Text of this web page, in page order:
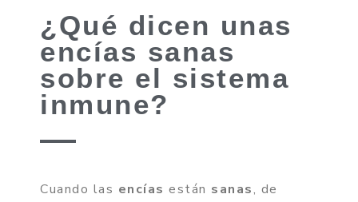
¿Qué dicen unas
encías sanas
sobre el sistema
inmune?
Cuando las encías están sanas, de